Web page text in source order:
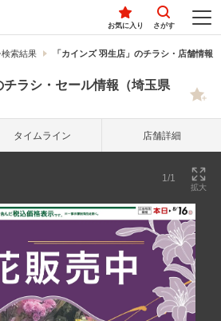
お気に入り さがす
検索結果 「カインズ 羽生店」のチラシ・店舗情報
チラシ・セール情報（埼玉県
タイム ライン 店舗詳細
1/1
拡大